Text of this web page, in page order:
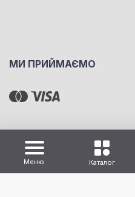
МИ ПРИЙМАЄМО
Меню Каталог